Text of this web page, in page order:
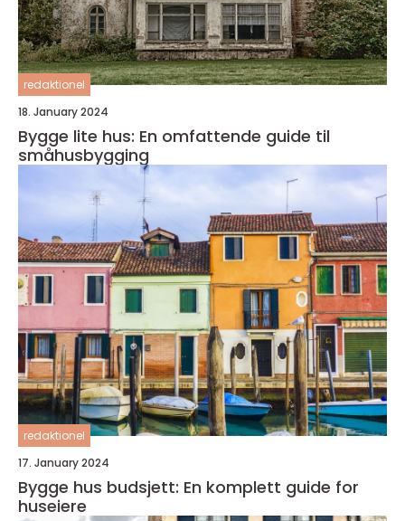
redaktionel
18. January 2024
Bygge lite hus: En omfattende guide til
småhusbygging
redaktionel
17. January 2024
Bygge hus budsjett: En komplett guide for
huseiere